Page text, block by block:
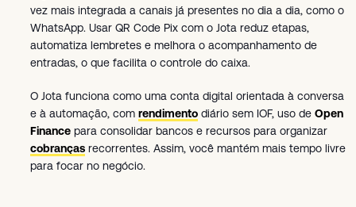
vez mais integrada a canais já presentes no dia a dia, como o
WhatsApp. Usar QR Code Pix com o Jota reduz etapas,
automatiza lembretes e melhora o acompanhamento de
entradas, o que facilita o controle do caixa.
O Jota funciona como uma conta digital orientada à conversa
e à automação, com rendimento diário sem IOF, uso de Open
Finance para consolidar bancos e recursos para organizar
cobranças recorrentes. Assim, você mantém mais tempo livre
para focar no negócio.